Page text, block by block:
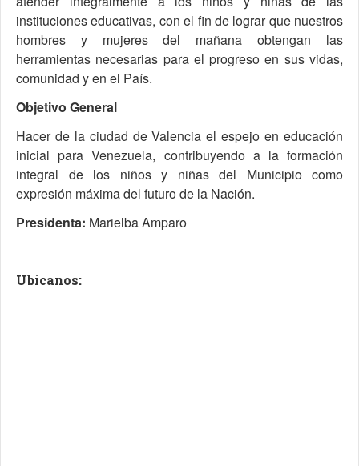
instituciones educativas, con el fin de lograr que nuestros
hombres y mujeres del mañana obtengan las
herramientas necesarias para el progreso en sus vidas,
comunidad y en el País.
Objetivo General
Hacer de la ciudad de Valencia el espejo en educación
inicial para Venezuela, contribuyendo a la formación
integral de los niños y niñas del Municipio como
expresión máxima del futuro de la Nación.
Presidenta: Marielba Amparo
Ubícanos: